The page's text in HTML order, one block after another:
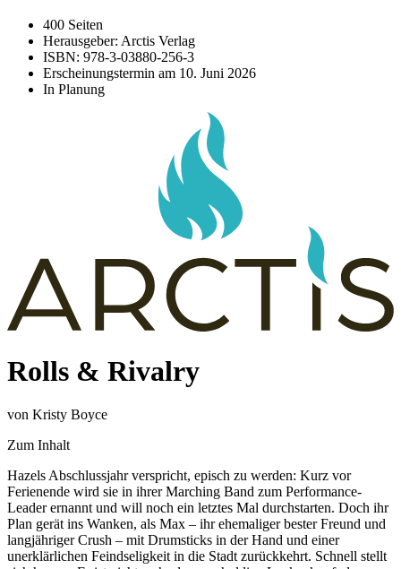
400 Seiten
Herausgeber: Arctis Verlag
ISBN: 978-3-03880-256-3
Erscheinungstermin am 10. Juni 2026
In Planung
Rolls & Rivalry
von Kristy Boyce
Zum Inhalt
Hazels Abschlussjahr verspricht, episch zu werden: Kurz vor
Ferienende wird sie in ihrer Marching Band zum Performance-
Leader ernannt und will noch ein letztes Mal durchstarten. Doch ihr
Plan gerät ins Wanken, als Max – ihr ehemaliger bester Freund und
langjähriger Crush – mit Drumsticks in der Hand und einer
unerklärlichen Feindseligkeit in die Stadt zurückkehrt. Schnell stellt